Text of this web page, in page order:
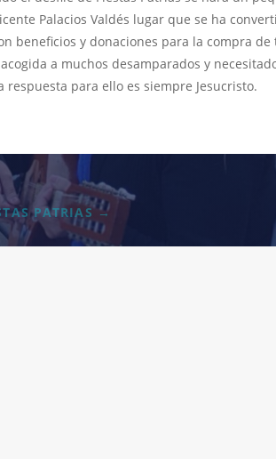
Palacios Valdés lugar que se ha
beneficios y donaciones para la compra de
a muchos desamparados y
para ello es siempre Jesucristo.
PATRIAS→